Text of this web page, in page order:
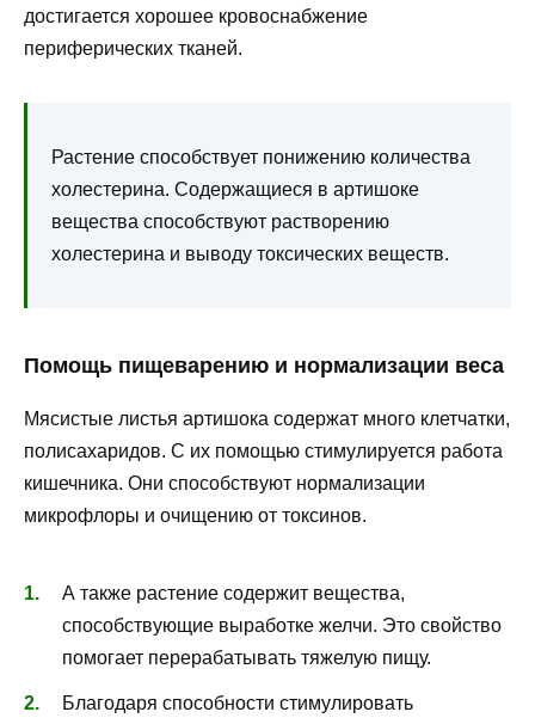
достигается хорошее кровоснабжение
периферических тканей.
Растение способствует понижению количества
холестерина. Содержащиеся в артишоке
вещества способствуют растворению
холестерина и выводу токсических веществ.
Помощь пищеварению и нормализации веса
Мясистые листья артишока содержат много клетчатки,
полисахаридов. С их помощью стимулируется работа
кишечника. Они способствуют нормализации
микрофлоры и очищению от токсинов.
А также растение содержит вещества,
способствующие выработке желчи. Это свойство
помогает перерабатывать тяжелую пищу.
Благодаря способности стимулировать